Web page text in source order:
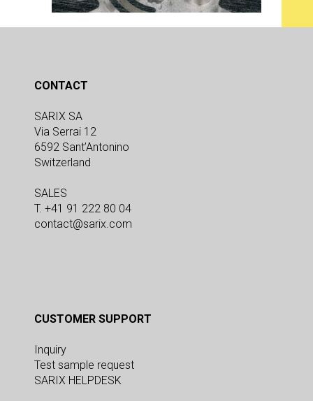
CONTACT
SARIX SA
Via Serrai 12
6592 Sant’Antonino
Switzerland
SALES
T. +41 91 222 80 04
contact@sarix.com
CUSTOMER SUPPORT
Inquiry
Test sample request
SARIX HELPDESK